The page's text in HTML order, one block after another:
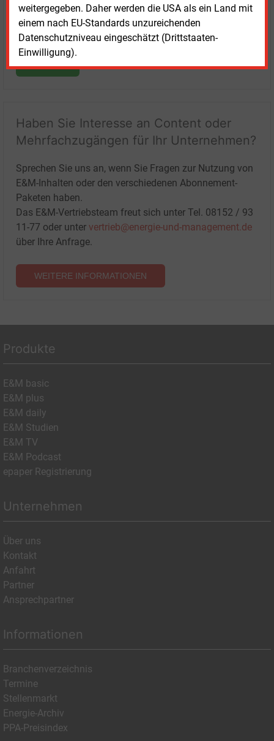
weitergegeben. Daher werden die USA als ein Land mit
einem nach EU-Standards unzureichenden
Datenschutzniveau eingeschätzt (Drittstaaten-
Einwilligung).
LOGIN
Haben Sie Interesse an Content oder
Mehrfachzugängen für Ihr Unternehmen?
Sprechen Sie uns an, wenn Sie Fragen zur Nutzung von
E&M-Inhalten oder den verschiedenen Abonnement-
Paketen haben.
Das E&M-Vertriebsteam freut sich unter Tel. 08152 / 93
11-77 oder unter vertrieb@energie-und-management.de
über Ihre Anfrage.
WEITERE INFORMATIONEN
Produkte
E&M basic
E&M plus
E&M daily
E&M Studien
E&M TV
E&M Podcast
epaper Registrierung
Unternehmen
Über uns
Kontakt
Anfahrt
Partner
Ansprechpartner
Informationen
Branchenverzeichnis
Termine
Stellenmarkt
Energie-Archiv
PPA-Preisindex